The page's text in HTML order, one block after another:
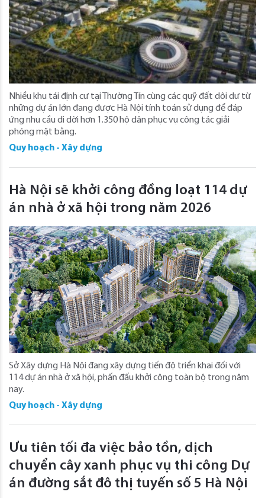
Nhiều khu tái định cư tại Thường Tín cùng các quỹ đất dôi dư từ
những dự án lớn đang được Hà Nội tính toán sử dụng để đáp
ứng nhu cầu di dời hơn 1.350 hộ dân phục vụ công tác giải
phóng mặt bằng.
Quy hoạch - Xây dựng
Hà Nội sẽ khởi công đồng loạt 114 dự
án nhà ở xã hội trong năm 2026
Sở Xây dựng Hà Nội đang xây dựng tiến độ triển khai đối với
114 dự án nhà ở xã hội, phấn đấu khởi công toàn bộ trong năm
nay.
Quy hoạch - Xây dựng
Ưu tiên tối đa việc bảo tồn, dịch
chuyển cây xanh phục vụ thi công Dự
án đường sắt đô thị tuyến số 5 Hà Nội